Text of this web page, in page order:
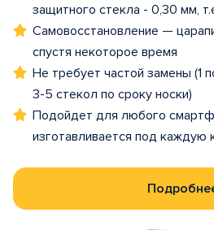
защитного стекла - 0,30 мм,
Самовосстановление —
спустя некоторое время
Не требует частой замены (1
3-5 стекол по сроку носки)
Подойдет для любого
изготавливается под каждую